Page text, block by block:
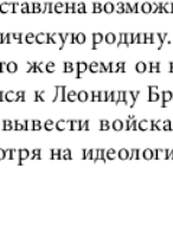
aktuell